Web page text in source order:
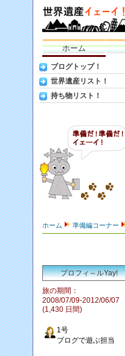
ホーム
ブログトップ！
世界遺産リスト！
持ち物リスト！
ホーム 準備編コーナー
プロフィ～ルYay!
旅の期間：
2008/07/09-2012/06/07
(1,430 日間)
1号
ブログで遊ぶ担当